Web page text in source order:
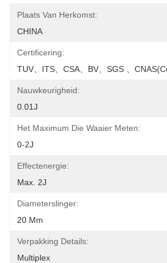
Plaats Van Herkomst:
CHINA
Certificering:
TUV、ITS、CSA、BV、SGS 、
Nauwkeurigheid:
0.01J
Het Maximum Die Waaier Meten:
0-2J
Effectenergie:
Max. 2J
Diameterslinger:
20 Mm
Verpakking Details:
Multiplex